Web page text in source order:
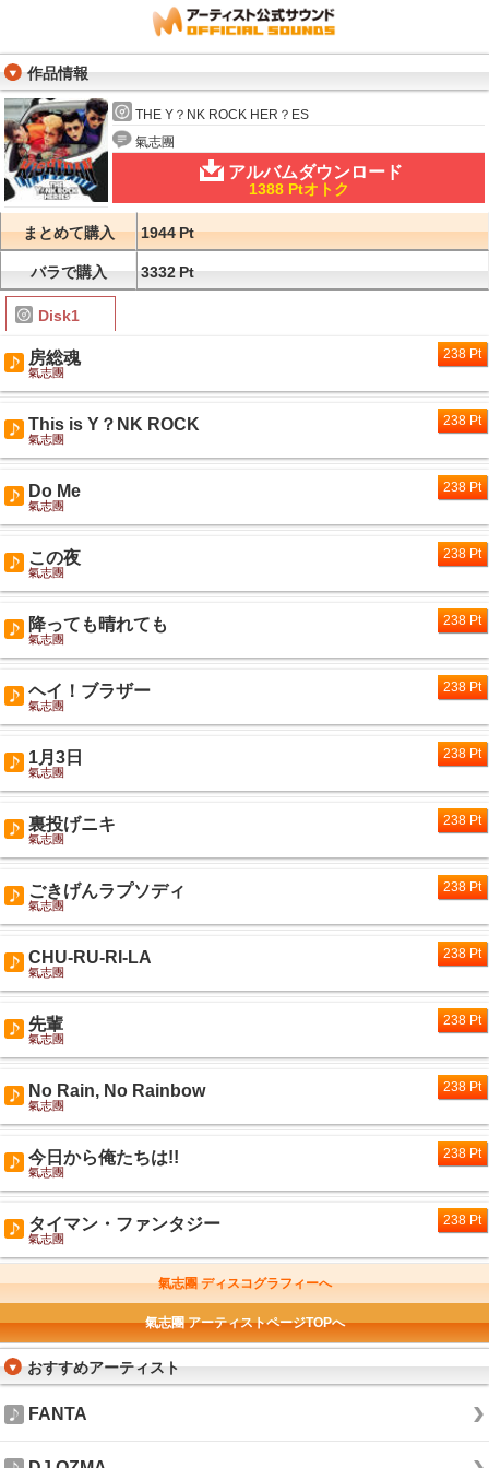
作品情報
THE Y？NK ROCK HER？ES
氣志團
アルバムダウンロード
1388 Ptオトク
まとめて購入 1944Pt
バラで購入 3332Pt
Disk1
房総魂
氣志團
238 Pt
This is Y？NK ROCK
氣志團
238 Pt
Do Me
氣志團
238 Pt
この夜
氣志團
238 Pt
降っても晴れても
氣志團
238 Pt
ヘイ！ブラザー
氣志團
238 Pt
1月3日
氣志團
238 Pt
裏投げニキ
氣志團
238 Pt
ごきげんラプソディ
氣志團
238 Pt
CHU-RU-RI-LA
氣志團
238 Pt
先輩
氣志團
238 Pt
No Rain, No Rainbow
氣志團
238 Pt
今日から俺たちは!!
氣志團
238 Pt
タイマン・ファンタジー
氣志團
238 Pt
氣志團 ディスコグラフィーへ
氣志團 アーティストページTOPへ
おすすめアーティスト
FANTA